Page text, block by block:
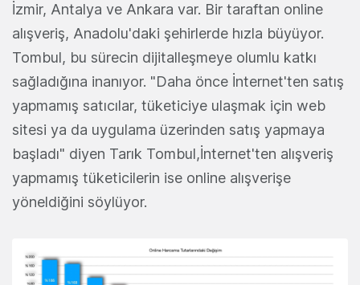
İzmir, Antalya ve Ankara var. Bir taraftan online
alışveriş, Anadolu'daki şehirlerde hızla büyüyor.
Tombul, bu sürecin dijitalleşmeye olumlu katkı
sağladığına inanıyor. "Daha önce İnternet'ten satış
yapmamış satıcılar, tüketiciye ulaşmak için web
sitesi ya da uygulama üzerinden satış yapmaya
başladı" diyen Tarık Tombul,İnternet'ten alışveriş
yapmamış tüketicilerin ise online alışverişe
yöneldiğini söylüyor.